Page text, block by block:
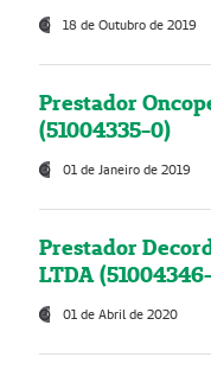
18 de Outubro de 2019
Prestador
(51004335-0)
01 de Janeiro de 2019
Prestador
LTDA
01 de Abril de 2020